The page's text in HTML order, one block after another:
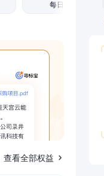
每日仅1.08元
查看全部权益